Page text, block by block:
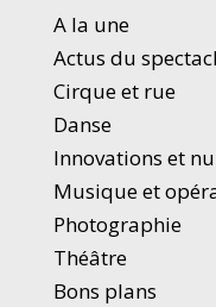
A la une
Actus du
Cirque et rue
Danse
Innovations et
Musique et
Photographie
Théâtre
Bons plans